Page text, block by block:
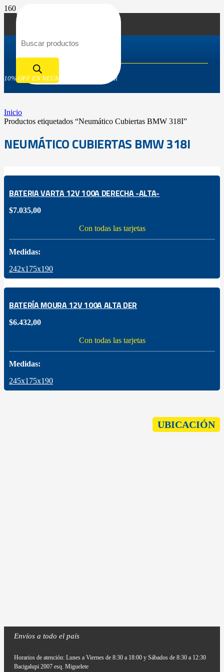
Búsqueda de productos
10% OFF EN NEÚMATICOS GOODYEAR
Inicio
Productos etiquetados “Neumático Cubiertas BMW 318I”
NEUMÁTICO CUBIERTAS BMW 318I
BATERIA VARTA 12V 100A DERECHA -ALTA-
$7.035,00
Con todas las tarjetas
Medidas:
242x175x190
BATERÍA MOURA 12V 100A ALTA DER
$6.432,00
Con todas las tarjetas
Medidas:
245x175x190
UBICACIÓN
Envíos a todo el país
Horarios de atención: Lunes a Viernes de 8:30 a 18:00 y Sábados de 8:30 a 12:30
Bacigalupi 2007 esq. Miguelete